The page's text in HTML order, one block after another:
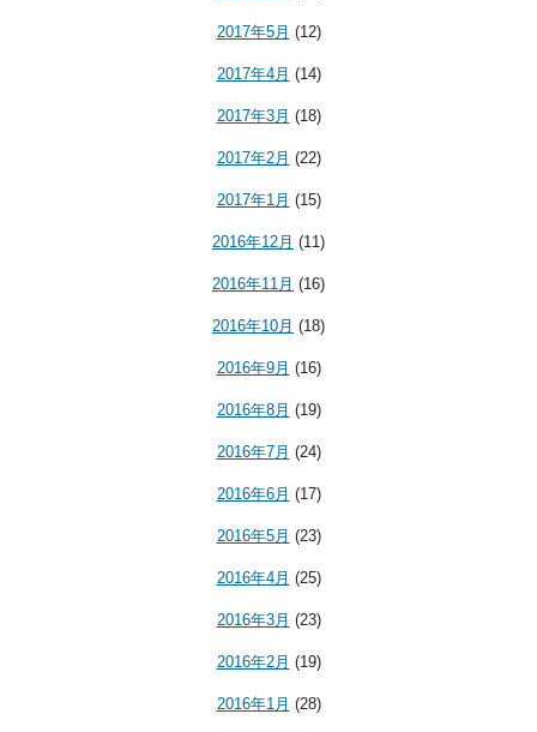
2017年5月 (12)
2017年4月 (14)
2017年3月 (18)
2017年2月 (22)
2017年1月 (15)
2016年12月 (11)
2016年11月 (16)
2016年10月 (18)
2016年9月 (16)
2016年8月 (19)
2016年7月 (24)
2016年6月 (17)
2016年5月 (23)
2016年4月 (25)
2016年3月 (23)
2016年2月 (19)
2016年1月 (28)